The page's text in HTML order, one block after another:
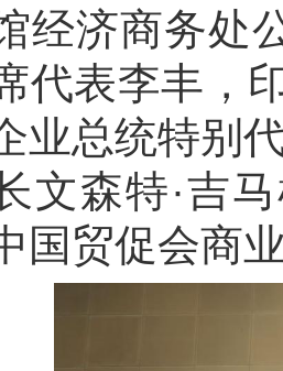
经济商务处
代表李丰，
业总统特别
文森特·吉
国贸促会商